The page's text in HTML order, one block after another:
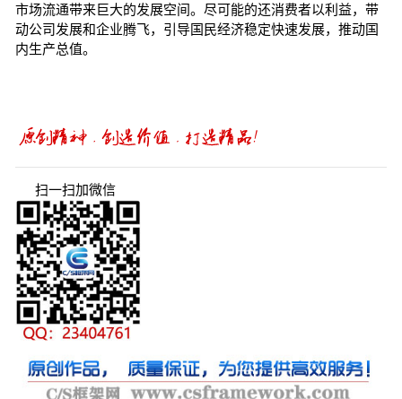
市场流通带来巨大的发展空间。尽可能的还消费者以利益，带
动公司发展和企业腾飞，引导国民经济稳定快速发展，推动国
内生产总值。
扫一扫加微信